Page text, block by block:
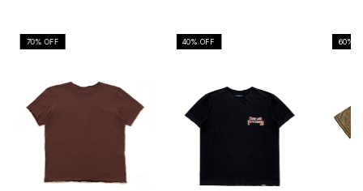
70% OFF 40% OFF 60%